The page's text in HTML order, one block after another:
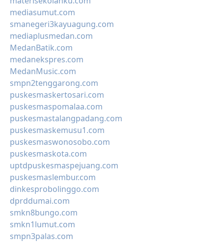
mediasumut.com
smanegeri3kayuagung.com
mediaplusmedan.com
MedanBatik.com
medanekspres.com
MedanMusic.com
smpn2tenggarong.com
puskesmaskertosari.com
puskesmaspomalaa.com
puskesmastalangpadang.com
puskesmaskemusu1.com
puskesmaswonosobo.com
puskesmaskota.com
uptdpuskesmaspejuang.com
puskesmaslembur.com
dinkesprobolinggo.com
dprddumai.com
smkn8bungo.com
smkn1lumut.com
smpn3palas.com